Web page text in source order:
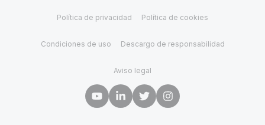
Política de privacidad Política de cookies
Condiciones de uso Descargo de responsabilidad
Aviso legal